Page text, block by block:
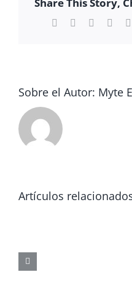
Facebook Reddit
Sobre el Autor: Myte
Artículos